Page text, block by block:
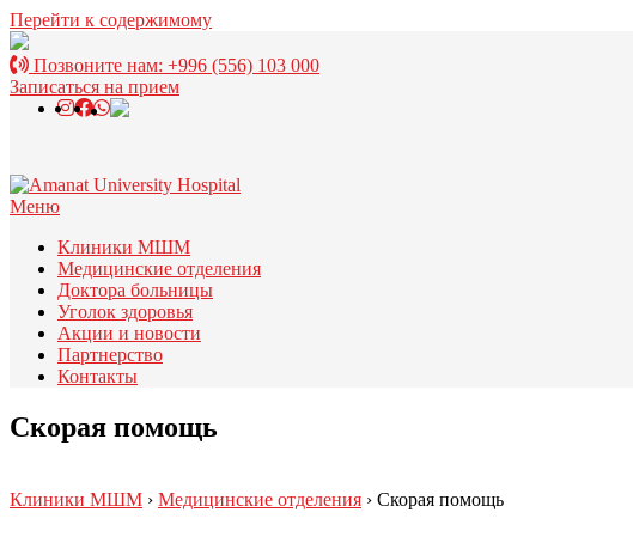
Перейти к содержимому
Позвоните нам: +996 (556) 103 000
Записаться на прием
Меню
Клиники МШМ
Медицинские отделения
Доктора больницы
Уголок здоровья
Акции и новости
Партнерство
Контакты
Скорая помощь
Клиники МШМ › Медицинские отделения › Скорая помощь